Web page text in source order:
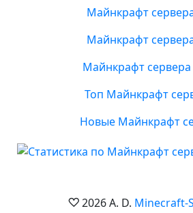
Майнкрафт
Майнкрафт
Майнкрафт сервера
Топ Майнкрафт
Новые Майнкрафт
2026 A. D. Minecraft-